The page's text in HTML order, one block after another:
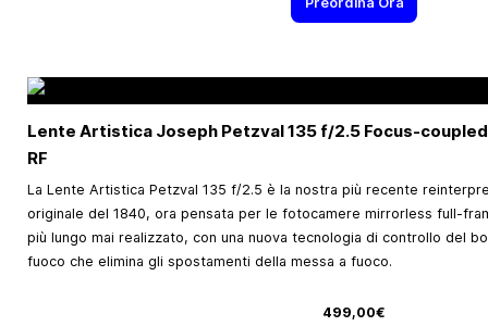
Lente Artistica Joseph Petzval 135 f/2.5 Focus-
RF
La Lente Artistica Petzval 135 f/2.5 è la nostra più recente
originale del 1840, ora pensata per le fotocamere mirrorless full-
più lungo mai realizzato, con una nuova tecnologia di controllo del
fuoco che elimina gli spostamenti della messa a fuoco.
499,00€